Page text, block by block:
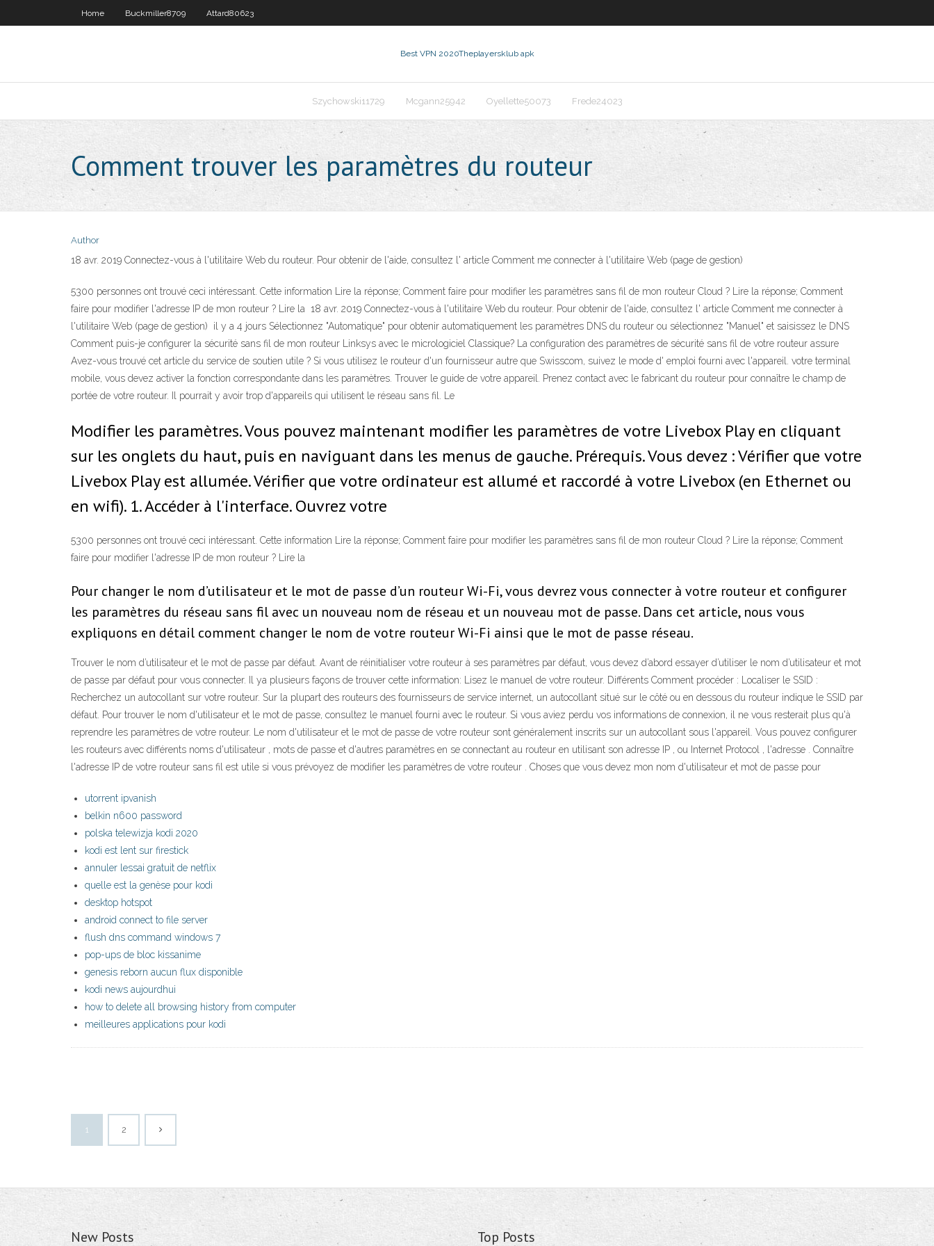
Home Buckmiller8709 Attard80623
Best VPN 2020Theplayersklub apk
Szychowski11729 Mcgann25942 Oyellette50073 Frede24023
Comment trouver les paramètres du routeur
Author
18 avr. 2019 Connectez-vous à l'utilitaire Web du routeur. Pour obtenir de l'aide, consultez l' article Comment me connecter à l'utilitaire Web (page de gestion)
5300 personnes ont trouvé ceci intéressant. Cette information Lire la réponse; Comment faire pour modifier les paramètres sans fil de mon routeur Cloud ? Lire la réponse; Comment
faire pour modifier l'adresse IP de mon routeur ? Lire la 18 avr. 2019 Connectez-vous à l'utilitaire Web du routeur. Pour obtenir de l'aide, consultez l' article Comment me connecter à
l'utilitaire Web (page de gestion) il y a 4 jours Sélectionnez "Automatique" pour obtenir automatiquement les paramètres DNS du routeur ou sélectionnez "Manuel" et saisissez le DNS
Comment puis-je configurer la sécurité sans fil de mon routeur Linksys avec le micrologiciel Classique? La configuration des paramètres de sécurité sans fil de votre routeur assure
Avez-vous trouvé cet article du service de soutien utile ? Si vous utilisez le routeur d'un fournisseur autre que Swisscom, suivez le mode d' emploi fourni avec l'appareil. votre terminal
mobile, vous devez activer la fonction correspondante dans les paramètres. Trouver le guide de votre appareil. Prenez contact avec le fabricant du routeur pour connaître le champ de
portée de votre routeur. Il pourrait y avoir trop d'appareils qui utilisent le réseau sans fil. Le
Modifier les paramètres. Vous pouvez maintenant modifier les paramètres de votre Livebox Play en cliquant
sur les onglets du haut, puis en naviguant dans les menus de gauche. Prérequis. Vous devez : Vérifier que votre
Livebox Play est allumée. Vérifier que votre ordinateur est allumé et raccordé à votre Livebox (en Ethernet ou
en wifi). 1. Accéder à l'interface. Ouvrez votre
5300 personnes ont trouvé ceci intéressant. Cette information Lire la réponse; Comment faire pour modifier les paramètres sans fil de mon routeur Cloud ? Lire la réponse; Comment
faire pour modifier l'adresse IP de mon routeur ? Lire la
Pour changer le nom d’utilisateur et le mot de passe d’un routeur Wi-Fi, vous devrez vous connecter à votre routeur et configurer
les paramètres du réseau sans fil avec un nouveau nom de réseau et un nouveau mot de passe. Dans cet article, nous vous
expliquons en détail comment changer le nom de votre routeur Wi-Fi ainsi que le mot de passe réseau.
Trouver le nom d’utilisateur et le mot de passe par défaut. Avant de réinitialiser votre routeur à ses paramètres par défaut, vous devez d’abord essayer d’utiliser le nom d’utilisateur et mot
de passe par défaut pour vous connecter. Il ya plusieurs façons de trouver cette information: Lisez le manuel de votre routeur. Différents Comment procéder : Localiser le SSID :
Recherchez un autocollant sur votre routeur. Sur la plupart des routeurs des fournisseurs de service internet, un autocollant situé sur le côté ou en dessous du routeur indique le SSID par
défaut. Pour trouver le nom d'utilisateur et le mot de passe, consultez le manuel fourni avec le routeur. Si vous aviez perdu vos informations de connexion, il ne vous resterait plus qu'à
reprendre les paramètres de votre routeur. Le nom d'utilisateur et le mot de passe de votre routeur sont généralement inscrits sur un autocollant sous l'appareil. Vous pouvez configurer
les routeurs avec différents noms d'utilisateur , mots de passe et d'autres paramètres en se connectant au routeur en utilisant son adresse IP , ou Internet Protocol , l'adresse . Connaître
l'adresse IP de votre routeur sans fil est utile si vous prévoyez de modifier les paramètres de votre routeur . Choses que vous devez mon nom d'utilisateur et mot de passe pour
utorrent ipvanish
belkin n600 password
polska telewizja kodi 2020
kodi est lent sur firestick
annuler lessai gratuit de netflix
quelle est la genèse pour kodi
desktop hotspot
android connect to file server
flush dns command windows 7
pop-ups de bloc kissanime
genesis reborn aucun flux disponible
kodi news aujourdhui
how to delete all browsing history from computer
meilleures applications pour kodi
1 2
New Posts Top Posts